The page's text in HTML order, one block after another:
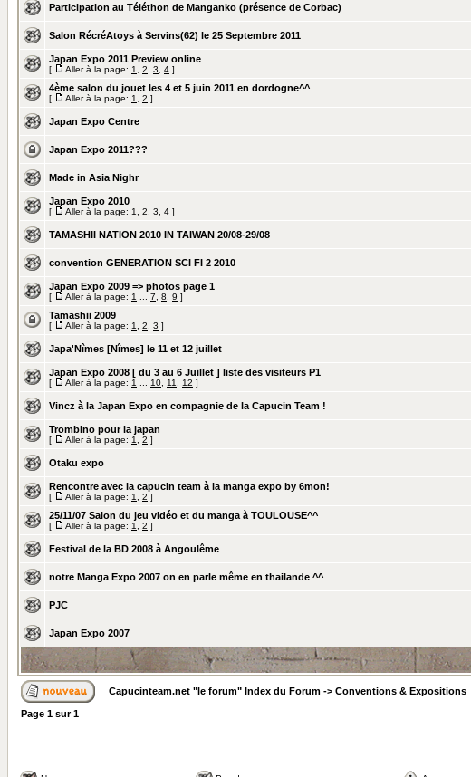
Participation au Téléthon de Manganko (présence de Corbac)
Salon RécréAtoys à Servins(62) le 25 Septembre 2011
Japan Expo 2011 Preview online
[ Aller à la page: 1 2 3 4 ]
4ème salon du jouet les 4 et 5 juin 2011 en dordogne^^
[ Aller à la page: 1 2 ]
Japan Expo Centre
Japan Expo 2011???
Made in Asia Nighr
Japan Expo 2010
[ Aller à la page: 1 2 3 4 ]
TAMASHII NATION 2010 IN TAIWAN 20/08-29/08
convention GENERATION SCI FI 2 2010
Japan Expo 2009 => photos page 1
[ Aller à la page: 1 7 8 9 ]
Tamashii 2009
[ Aller à la page: 1 2 3 ]
Japa'Nîmes [Nîmes] le 11 et 12 juillet
Japan Expo 2008 [ du 3 au 6 Juillet ] liste des visiteurs P1
[ Aller à la page: 1 10 11 12 ]
Vincz à la Japan Expo en compagnie de la Capucin Team !
Trombino pour la japan
[ Aller à la page: 1 2 ]
Otaku expo
Rencontre avec la capucin team à la manga expo by 6mon!
[ Aller à la page: 1 2 ]
25/11/07 Salon du jeu vidéo et du manga à TOULOUSE^^
[ Aller à la page: 1 2 ]
Festival de la BD 2008 à Angoulême
notre Manga Expo 2007 on en parle même en thailande ^^
PJC
Japan Expo 2007
Capucinteam.net "le forum" Index du Forum -> Conventions & Expositions
Page 1 sur1